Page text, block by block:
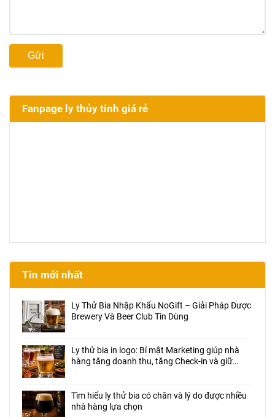
Gửi
Fanpage ly thủy tinh giá rẻ
Tin mới nhất
Ly Thử Bia Nhập Khẩu NoGift – Giải Pháp Được
Brewery Và Beer Club Tin Dùng
Ly thử bia in logo: Bí mật Marketing giúp nhà
hàng tăng doanh thu, tăng Check-in và giữ
Tìm hiểu ly thử bia có chân và lý do được nhiều
nhà hàng lựa chọn